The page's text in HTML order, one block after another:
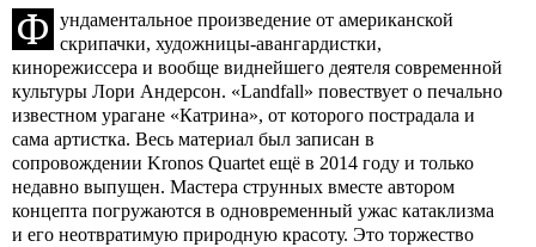
Ф ундаментальное произведение от американской
скрипачки, художницы-авангардистки,
кинорежиссера и вообще виднейшего деятеля современной
культуры Лори Андерсон. «Landfall» повествует о печально
известном урагане «Катрина», от которого пострадала и
сама артистка. Весь материал был записан в
сопровождении Kronos Quartet ещё в 2014 году и только
недавно выпущен. Мастера струнных вместе автором
концепта погружаются в одновременный ужас катаклизма
и его неотвратимую природную красоту. Это торжество